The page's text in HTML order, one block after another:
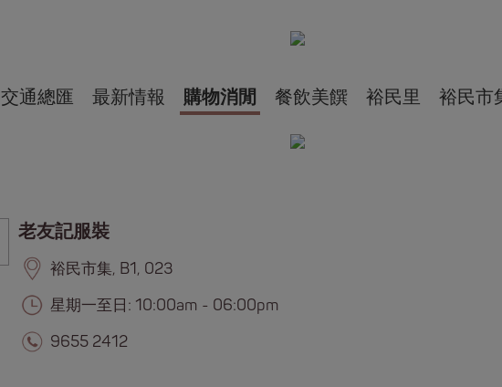
交通總匯 最新情報 購物消閒 餐飲美饌 裕民里 裕民市
老友記服裝
裕民市集, B1, 023
星期一至日: 10:00am - 06:00pm
9655 2412